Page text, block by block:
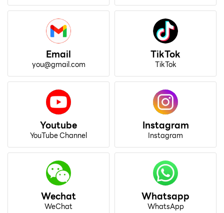
Email
you@gmail.com
TikTok
TikTok
Youtube
YouTube Channel
Instagram
Instagram
Wechat
WeChat
Whatsapp
WhatsApp